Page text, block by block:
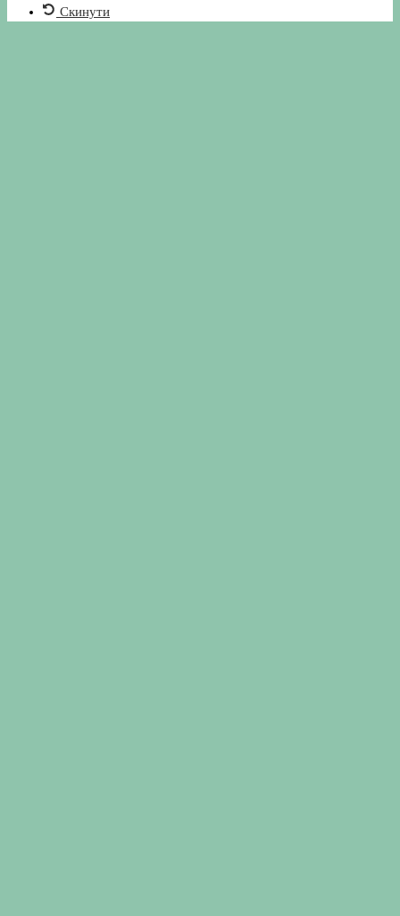
Скинути